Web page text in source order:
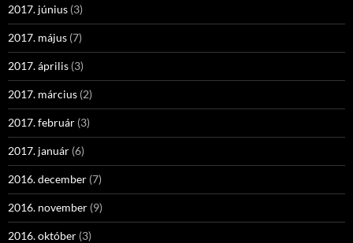
2017. június (3)
2017. május (7)
2017. április (3)
2017. március (2)
2017. február (3)
2017. január (6)
2016. december (7)
2016. november (9)
2016. október (3)